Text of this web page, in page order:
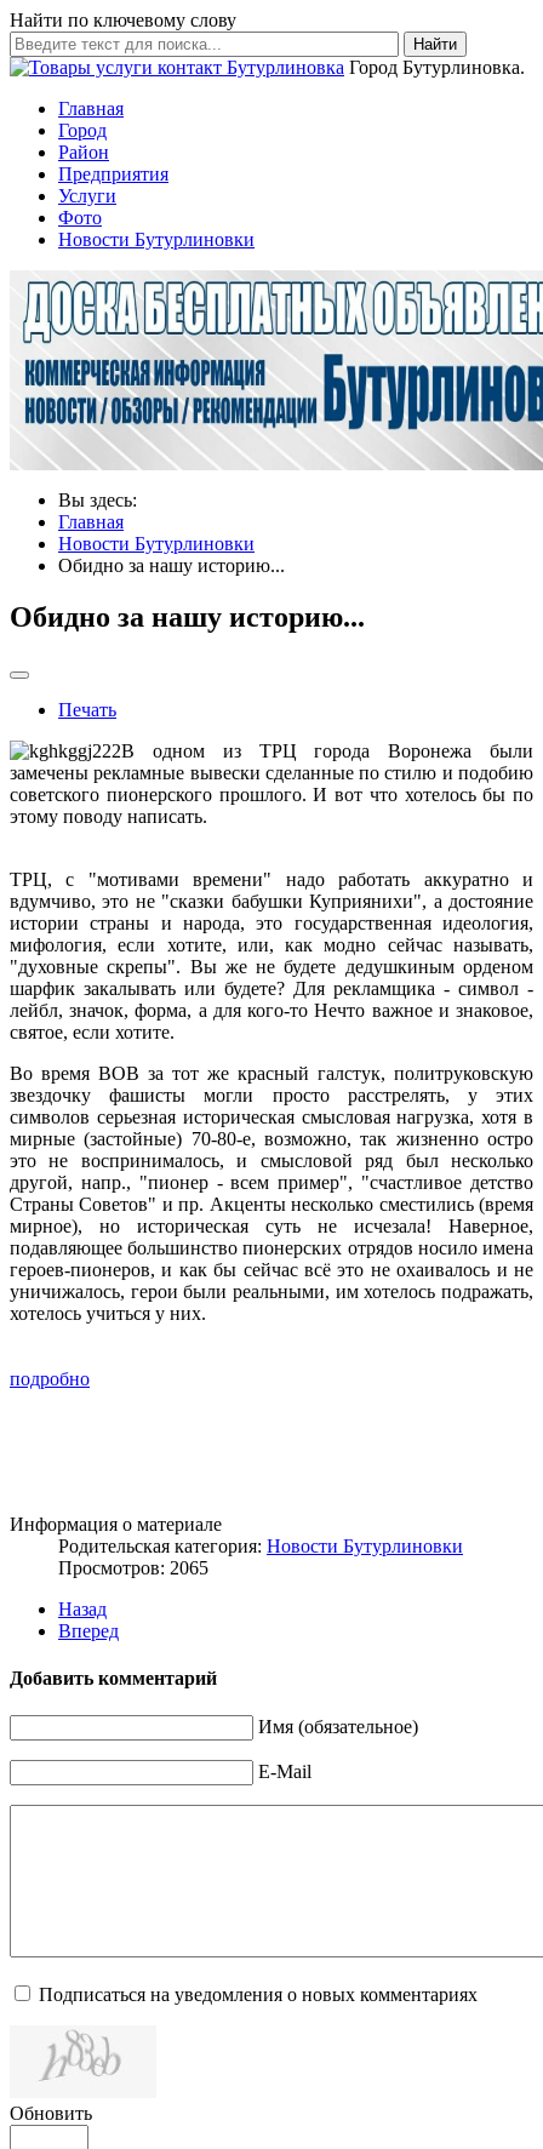
Найти по ключевому слову
Найти
Город Бутурлиновка.
Главная
Город
Район
Предприятия
Услуги
Фото
Новости Бутурлиновки
Вы здесь:
Главная
Новости Бутурлиновки
Обидно за нашу историю...
Обидно за нашу историю...
Печать
В одном из ТРЦ города Воронежа были
замечены рекламные вывески сделанные по стилю и подобию
советского пионерского прошлого. И вот что хотелось бы по
этому поводу написать.
ТРЦ, с "мотивами времени" надо работать аккуратно и
вдумчиво, это не "сказки бабушки Куприянихи", а достояние
истории страны и народа, это государственная идеология,
мифология, если хотите, или, как модно сейчас называть,
"духовные скрепы". Вы же не будете дедушкиным орденом
шарфик закалывать или будете? Для рекламщика - символ -
лейбл, значок, форма, а для кого-то Нечто важное и знаковое,
святое, если хотите.
Во время ВОВ за тот же красный галстук, политруковскую
звездочку фашисты могли просто расстрелять, у этих
символов серьезная историческая смысловая нагрузка, хотя в
мирные (застойные) 70-80-е, возможно, так жизненно остро
это не воспринималось, и смысловой ряд был несколько
другой, напр., "пионер - всем пример", "счастливое детство
Страны Советов" и пр. Акценты несколько сместились (время
мирное), но историческая суть не исчезала! Наверное,
подавляющее большинство пионерских отрядов носило имена
героев-пионеров, и как бы сейчас всё это не охаивалось и не
уничижалось, герои были реальными, им хотелось подражать,
хотелось учиться у них.
подробно
Информация о материале
Родительская категория: Новости Бутурлиновки
Просмотров: 2065
Назад
Вперед
Добавить комментарий
Имя (обязательное)
E-Mail
Подписаться на уведомления о новых комментариях
Обновить